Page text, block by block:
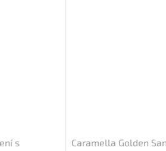
s
Caramella Golden